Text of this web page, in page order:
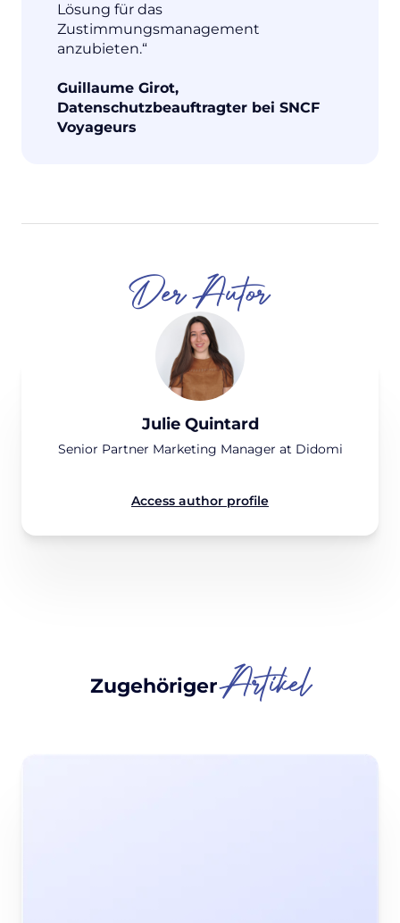
Lösung für das
Zustimmungsmanagement
anzubieten.“
Guillaume Girot,
Datenschutzbeauftragter bei SNCF
Voyageurs
Der Autor
Julie Quintard
Senior Partner Marketing Manager at Didomi
Access author profile
ZugehörigerArtikel